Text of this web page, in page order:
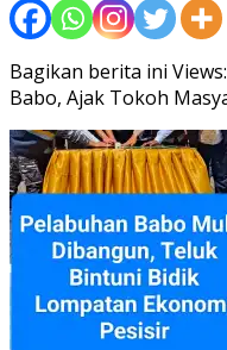
Bagikan berita ini
Babo, Ajak Tokoh